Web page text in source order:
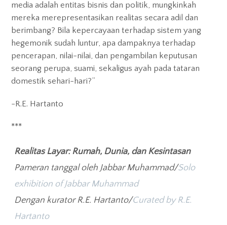
Book Club
Residency
media adalah entitas bisnis dan politik, mungkinkah
mereka merepresentasikan realitas secara adil dan
berimbang? Bila kepercayaan terhadap sistem yang
hegemonik sudah luntur, apa dampaknya terhadap
pencerapan, nilai-nilai, dan pengambilan keputusan
seorang perupa, suami, sekaligus ayah pada tataran
domestik sehari-hari?”
-R.E. Hartanto
***
Realitas Layar: Rumah, Dunia, dan Kesintasan
Pameran tanggal oleh Jabbar Muhammad/Solo
exhibition of Jabbar Muhammad
Dengan kurator R.E. Hartanto/Curated by R.E.
Hartanto